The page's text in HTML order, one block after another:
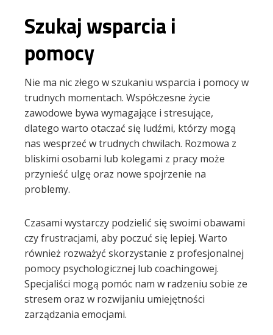
Szukaj wsparcia i
pomocy
Nie ma nic złego w szukaniu wsparcia i pomocy w
trudnych momentach. Współczesne życie
zawodowe bywa wymagające i stresujące,
dlatego warto otaczać się ludźmi, którzy mogą
nas wesprzeć w trudnych chwilach. Rozmowa z
bliskimi osobami lub kolegami z pracy może
przynieść ulgę oraz nowe spojrzenie na
problemy.
Czasami wystarczy podzielić się swoimi obawami
czy frustracjami, aby poczuć się lepiej. Warto
również rozważyć skorzystanie z profesjonalnej
pomocy psychologicznej lub coachingowej.
Specjaliści mogą pomóc nam w radzeniu sobie ze
stresem oraz w rozwijaniu umiejętności
zarządzania emocjami.